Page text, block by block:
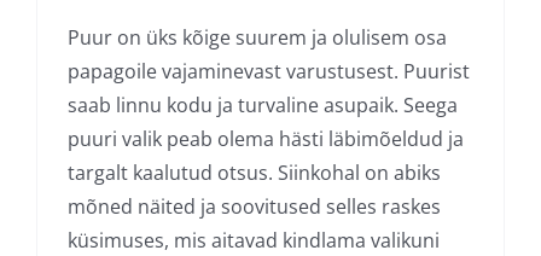
Puur on üks kõige suurem ja olulisem osa
papagoile vajaminevast varustusest. Puurist
saab linnu kodu ja turvaline asupaik. Seega
puuri valik peab olema hästi läbimõeldud ja
targalt kaalutud otsus. Siinkohal on abiks
mõned näited ja soovitused selles raskes
küsimuses, mis aitavad kindlama valikuni